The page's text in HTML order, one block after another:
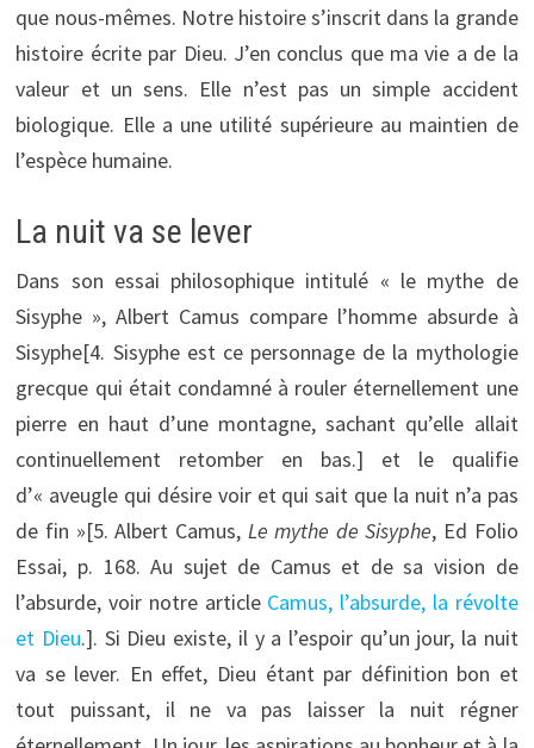
que nous-mêmes. Notre histoire s’inscrit dans la grande
histoire écrite par Dieu. J’en conclus que ma vie a de la
valeur et un sens. Elle n’est pas un simple accident
biologique. Elle a une utilité supérieure au maintien de
l’espèce humaine.
La nuit va se lever
Dans son essai philosophique intitulé « le mythe de
Sisyphe », Albert Camus compare l’homme absurde à
Sisyphe[4. Sisyphe est ce personnage de la mythologie
grecque qui était condamné à rouler éternellement une
pierre en haut d’une montagne, sachant qu’elle allait
continuellement retomber en bas.] et le qualifie
d’« aveugle qui désire voir et qui sait que la nuit n’a pas
de fin »[5. Albert Camus, Le mythe de Sisyphe, Ed Folio
Essai, p. 168. Au sujet de Camus et de sa vision de
l’absurde, voir notre article Camus, l’absurde, la révolte
et Dieu.]. Si Dieu existe, il y a l’espoir qu’un jour, la nuit
va se lever. En effet, Dieu étant par définition bon et
tout puissant, il ne va pas laisser la nuit régner